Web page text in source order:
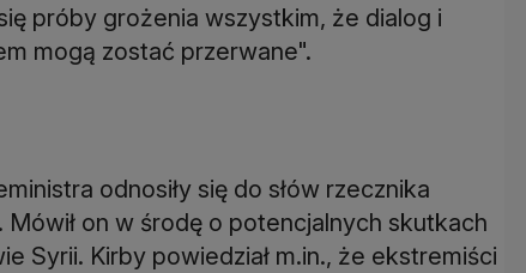
próby grożenia wszystkim, że dialog i
mogą zostać przerwane".
odnosiły się do słów rzecznika
on w środę o potencjalnych skutkach
Syrii. Kirby powiedział m.in., że ekstremiści